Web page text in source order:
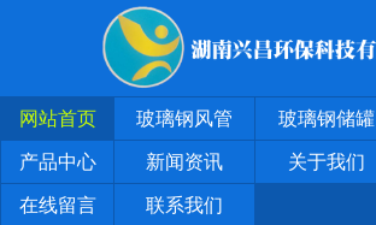
网站首页 玻璃钢风管 玻璃钢储罐
产品中心 新闻资讯 关于我们
在线留言 联系我们